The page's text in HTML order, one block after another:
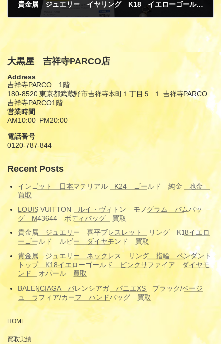
貴金属 ジュエリー イヤリング K18 イエローゴールド パール 片方 買取
大黒屋 吉祥寺PARCO店
Address
吉祥寺PARCO 1階
180-8520 東京都武蔵野市吉祥寺本町１丁目５−１ 吉祥寺PARCO
吉祥寺PARCO1階
営業時間
AM10:00–PM20:00
電話番号
0120-787-844
Recent Posts
インゴット 日本マテリアル K24 ゴールド 純金 地金
買取
LOUIS VUITTON ルイ・ヴィトン モノグラム バムバッ
グ M43644 ボディバッグ 買取
貴金属 ジュエリー 喜平ブレスレット リング K18イエロ
ーゴールド ルビー ダイヤモンド 買取
貴金属 ジュエリー ネックレス リング 指輪 ペンダント
トップ K18イエローゴールド ピンクサファイア ダイヤモ
ンド オパール 買取
BALENCIAGA バレンシアガ パニエXS ブラック/ベージ
ュ ラフィア/カーフ ハンドバッグ 買取
HOME
買取実績